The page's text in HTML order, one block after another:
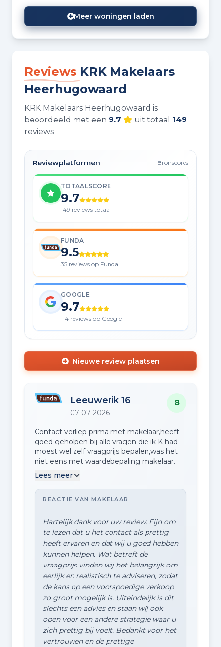
Meer woningen laden
Reviews KRK Makelaars
Heerhugowaard
KRK Makelaars Heerhugowaard is
beoordeeld met een 9.7 uit totaal 149
reviews
Reviewplatformen Bronscores
TOTAALSCORE
9.7
149 reviews totaal
FUNDA
9.5
35 reviews op Funda
GOOGLE
9.7
114 reviews op Google
Nieuwe review plaatsen
Leeuwerik 16
07-07-2026
8
Contact verliep prima met makelaar,heeft
goed geholpen bij alle vragen die ik K had
moest wel zelf vraagprijs bepalen,was het
niet eens met waardebepaling makelaar.
Lees meer
REACTIE VAN MAKELAAR
Hartelijk dank voor uw review. Fijn om
te lezen dat u het contact als prettig
heeft ervaren en dat wij u goed hebben
kunnen helpen. Wat betreft de
vraagprijs vinden wij het belangrijk om
eerlijk en realistisch te adviseren, zodat
de kans op een voorspoedige verkoop
zo groot mogelijk is. Uiteindelijk is dit
slechts een advies en staan wij ook
open voor een andere strategie waar u
zich prettig bij voelt. Bedankt voor het
vertrouwen en de prettige